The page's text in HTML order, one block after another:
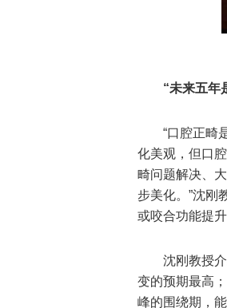
“未来五年
“口腔正畸
化美观，但口
畸问题解决、
步美化。”沈刚
或咬合功能提
沈刚教授
变的预期最高
峰的围绕期，